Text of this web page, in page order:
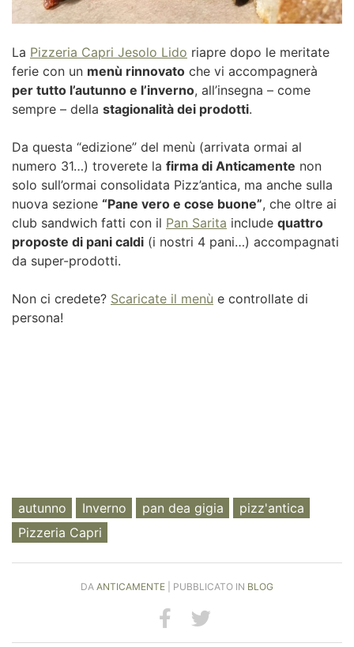
La Pizzeria Capri Jesolo Lido riapre dopo le meritate
ferie con un menù rinnovato che vi accompagnerà
per tutto l’autunno e l’inverno, all’insegna – come
sempre – della stagionalità dei prodotti.
Da questa “edizione” del menù (arrivata ormai al
numero 31…) troverete la firma di Anticamente non
solo sull’ormai consolidata Pizz’antica, ma anche sulla
nuova sezione “Pane vero e cose buone”, che oltre ai
club sandwich fatti con il Pan Sarita include quattro
proposte di pani caldi (i nostri 4 pani…) accompagnati
da super-prodotti.
Non ci credete? Scaricate il menù e controllate di
persona!
autunno Inverno pan dea gigia
pizz'antica
Pizzeria Capri
DA ANTICAMENTE | PUBBLICATO IN BLOG